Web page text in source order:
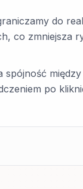
do
co zmniejsza
spójność
po